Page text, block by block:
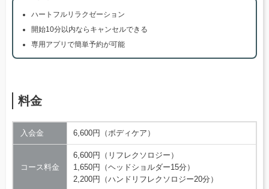
ハートフルリラクゼーション
開始10分以内ならキャンセルできる
専用アプリで簡単予約が可能
料金
入会金 6,600円（ボディケア）
コース料金
6,600円（リフレクソロジー）
1,650円（ヘッドショルダー15分）
2,200円（ハンドリフレクソロジー20分）